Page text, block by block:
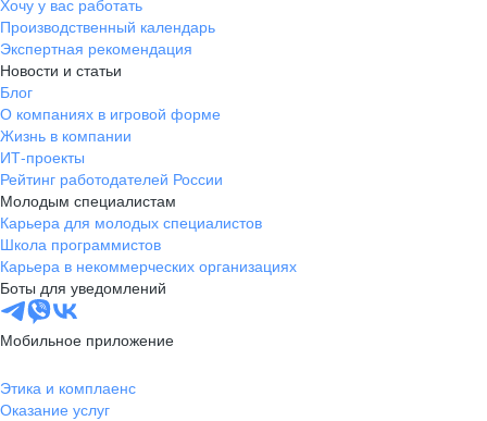
Хочу у вас работать
Производственный календарь
Экспертная рекомендация
Новости и статьи
Блог
О компаниях в игровой форме
Жизнь в компании
ИТ-проекты
Рейтинг работодателей России
Молодым специалистам
Карьера для молодых специалистов
Школа программистов
Карьера в некоммерческих организациях
Боты для уведомлений
Мобильное приложение
Этика и комплаенс
Оказание услуг